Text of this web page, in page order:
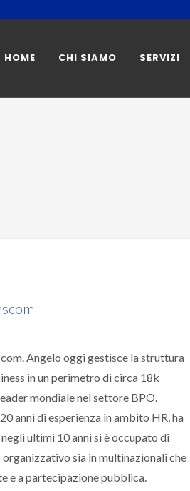
HOME CHI SIAMO SERVIZI
Angelo oggi gestisce la struttura
in un perimetro di circa 18k
mondiale nel settore BPO.
anni di esperienza in ambito HR, ha
ultimi 10 anni si è occupato di
sia in multinazionali che
e a partecipazione pubblica.